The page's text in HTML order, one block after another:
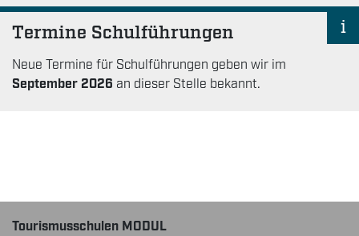
Termine Schulführungen
Neue Termine für Schulführungen geben wir im
September 2026 an dieser Stelle bekannt.
Tourismusschulen MODUL